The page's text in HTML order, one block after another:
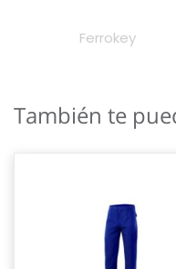
También te